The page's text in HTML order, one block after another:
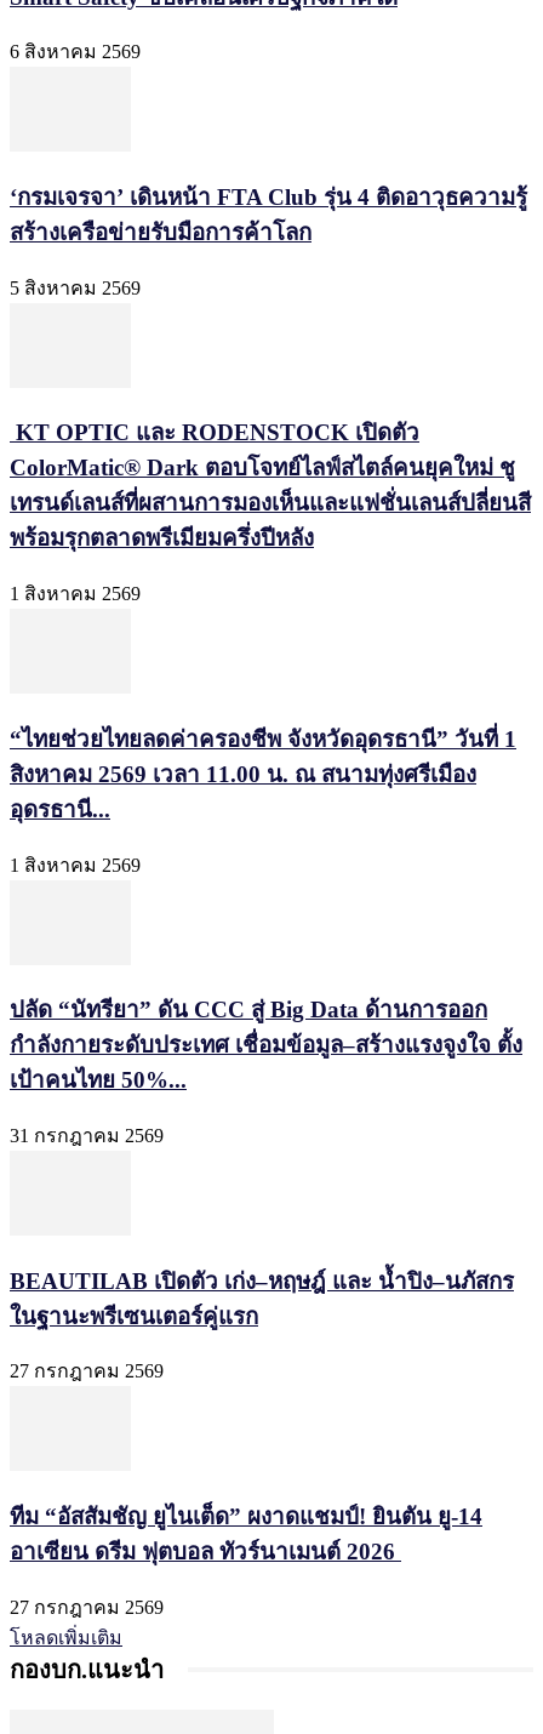
6 สิงหาคม 2569
‘กรมเจรจา’ เดินหน้า FTA Club รุ่น 4 ติดอาวุธความรู้
สร้างเครือข่ายรับมือการค้าโลก
5 สิงหาคม 2569
KT OPTIC และ RODENSTOCK เปิดตัว
ColorMatic® Dark ตอบโจทย์ไลฟ์สไตล์คนยุคใหม่ ชู
เทรนด์เลนส์ที่ผสานการมองเห็นและแฟชั่นเลนส์ปลี่ยนสี
พร้อมรุกตลาดพรีเมียมครึ่งปีหลัง
1 สิงหาคม 2569
“ไทยช่วยไทยลดค่าครองชีพ จังหวัดอุดรธานี” วันที่ 1
สิงหาคม 2569 เวลา 11.00 น. ณ สนามทุ่งศรีเมือง
อุดรธานี...
1 สิงหาคม 2569
ปลัด “นัทรียา” ดัน CCC สู่ Big Data ด้านการออก
กำลังกายระดับประเทศ เชื่อมข้อมูล–สร้างแรงจูงใจ ตั้ง
เป้าคนไทย 50%...
31 กรกฎาคม 2569
BEAUTILAB เปิดตัว เก่ง–หฤษฎ์ และ น้ำปิง–นภัสกร
ในฐานะพรีเซนเตอร์คู่แรก
27 กรกฎาคม 2569
ทีม “อัสสัมชัญ ยูไนเต็ด” ผงาดแชมป์! ยินตัน ยู-14
อาเซียน ดรีม ฟุตบอล ทัวร์นาเมนต์ 2026
27 กรกฎาคม 2569
โหลดเพิ่มเติม
กองบก.แนะนำ